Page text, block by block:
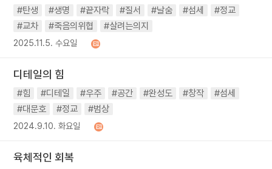
#탄생 #생명 #끝자락 #질서 #날숨 #섬세
#정교
#교차
#죽음의위협 #살려는의지
2025.11.5. 수요일
디테일의 힘
#힘 #디테일 #우주 #공간 #완성도 #창작
#섬세
#대문호
#정교 #범상
2024.9.10. 화요일
육체적인 회복